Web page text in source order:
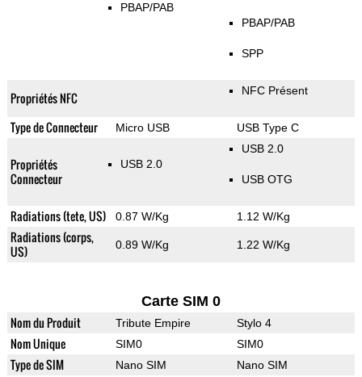
PBAP/PAB
PBAP/PAB
SPP
Propriétés NFC NFC Présent
Type de Connecteur Micro USB USB Type C
Propriétés
Connecteur
USB 2.0
USB 2.0
USB OTG
Radiations (tete, US) 0.87 W/Kg 1.12 W/Kg
Radiations (corps,
US)
0.89 W/Kg 1.22 W/Kg
Carte SIM 0
Nom du Produit Tribute Empire Stylo 4
Nom Unique SIM0 SIM0
Type de SIM Nano SIM Nano SIM